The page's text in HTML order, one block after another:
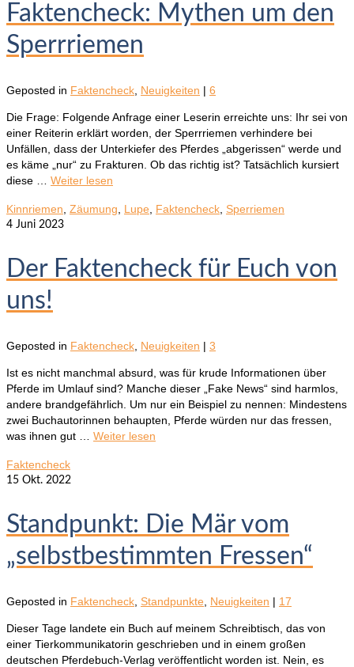
Faktencheck: Mythen um den
Sperrriemen
Geposted in Faktencheck Neuigkeiten | 6
Die Frage: Folgende Anfrage einer Leserin erreichte uns: Ihr sei von
einer Reiterin erklärt worden, der Sperrriemen verhindere bei
Unfällen, dass der Unterkiefer des Pferdes „abgerissen“ werde und
es käme „nur“ zu Frakturen. Ob das richtig ist? Tatsächlich kursiert
diese … Weiter lesen
Kinnriemen Zäumung Lupe Faktencheck Sperriemen
4 Juni 2023
Der Faktencheck für Euch von
uns!
Geposted in Faktencheck Neuigkeiten | 3
Ist es nicht manchmal absurd, was für krude Informationen über
Pferde im Umlauf sind? Manche dieser „Fake News“ sind harmlos,
andere brandgefährlich. Um nur ein Beispiel zu nennen: Mindestens
zwei Buchautorinnen behaupten, Pferde würden nur das fressen,
was ihnen gut … Weiter lesen
Faktencheck
15 Okt. 2022
Standpunkt: Die Mär vom
„selbstbestimmten Fressen“
Geposted in Faktencheck Standpunkte Neuigkeiten | 17
Dieser Tage landete ein Buch auf meinem Schreibtisch, das von
einer Tierkommunikatorin geschrieben und in einem großen
deutschen Pferdebuch-Verlag veröffentlicht worden ist. Nein, es